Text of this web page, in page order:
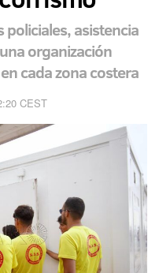
asistencia
organización
cada zona costera
CEST